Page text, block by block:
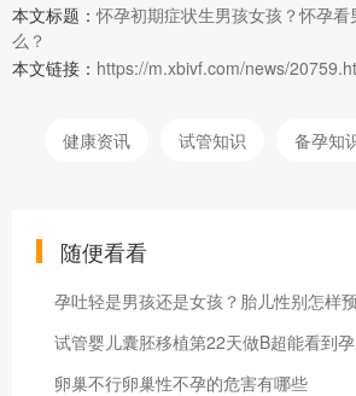
本文标题：怀孕初期症状生男孩女孩？怀孕
么？
本文链接： https://m.xbivf.com/news/
健康资讯 试管知识 备孕知
随便看看
孕吐轻是男孩还是女孩？胎儿性别怎样
试管婴儿囊胚移植第22天做B超能看到
卵巢不行卵巢性不孕的危害有哪些